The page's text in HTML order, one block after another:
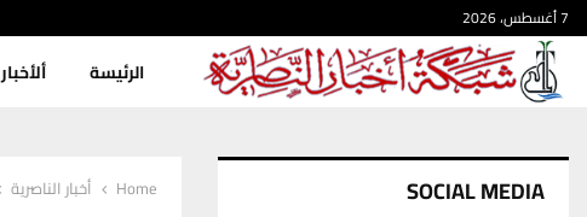
7 أغسطس، 2026
الرئيسة ألأخبار
Home أخبار الناصرية SOCIAL MEDIA